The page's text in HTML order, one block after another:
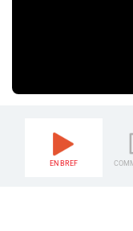
EN BREF